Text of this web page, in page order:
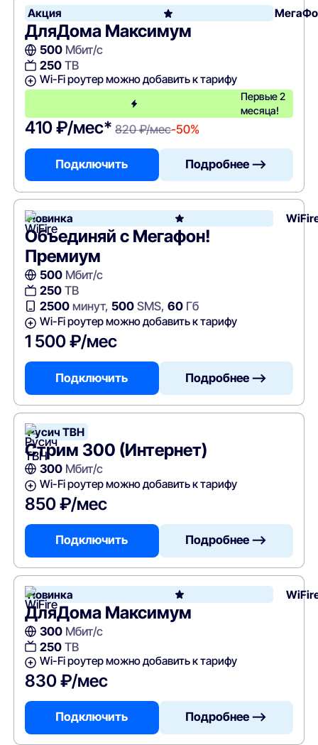
Акция
ДляДома Максимум
500Мбит/с
250ТВ
Wi-Fi роутер можно добавить к тарифу
Первые 2
месяца!
410 ₽/мес* 820 ₽/мес-50%
Подключить Подробнее —>
Новинка
Объединяй с Мегафон!
Премиум
500Мбит/с
250ТВ
2500минут, 500SMS, 60Гб
Wi-Fi роутер можно добавить к тарифу
1 500 ₽/мес
Подключить Подробнее —>
Русич ТВН
Стрим 300 (Интернет)
300Мбит/с
Wi-Fi роутер можно добавить к тарифу
850 ₽/мес
Подключить Подробнее —>
Новинка
ДляДома Максимум
300Мбит/с
250ТВ
Wi-Fi роутер можно добавить к тарифу
830 ₽/мес
Подключить Подробнее —>